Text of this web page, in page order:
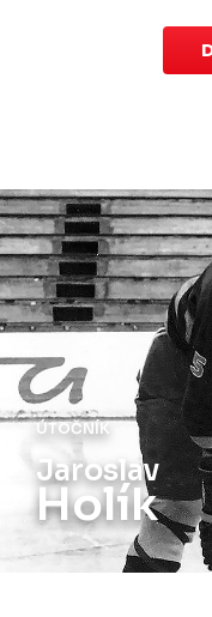
ÚTOČNÍK
Jaroslav
Holík